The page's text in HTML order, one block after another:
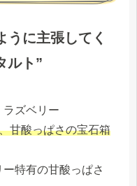
うに主張してく
ルト”
ラズベリー
甘酸っぱさの宝石箱
特有の甘酸っぱさ